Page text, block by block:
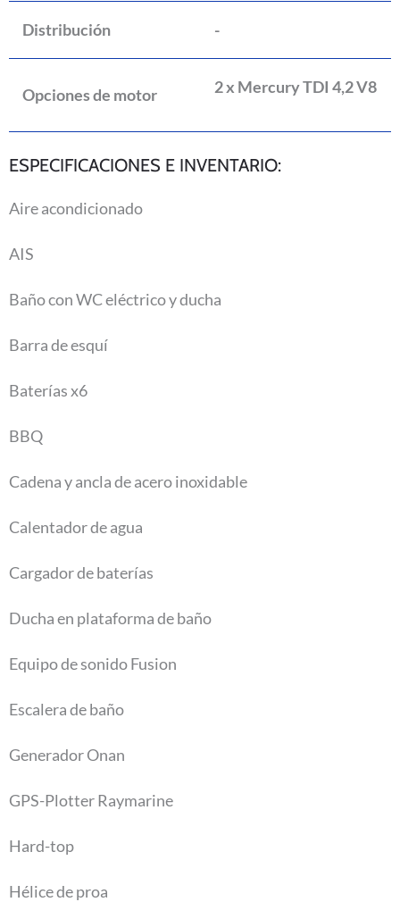
Distribución -
Opciones de motor 2 x Mercury TDI 4,2 V8
ESPECIFICACIONES E INVENTARIO:
Aire acondicionado
AIS
Baño con WC eléctrico y ducha
Barra de esquí
Baterías x6
BBQ
Cadena y ancla de acero inoxidable
Calentador de agua
Cargador de baterías
Ducha en plataforma de baño
Equipo de sonido Fusion
Escalera de baño
Generador Onan
GPS-Plotter Raymarine
Hard-top
Hélice de proa